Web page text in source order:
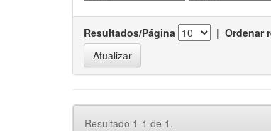
Resultados/Página | Ordenar
Resultado 1-1 de 1.